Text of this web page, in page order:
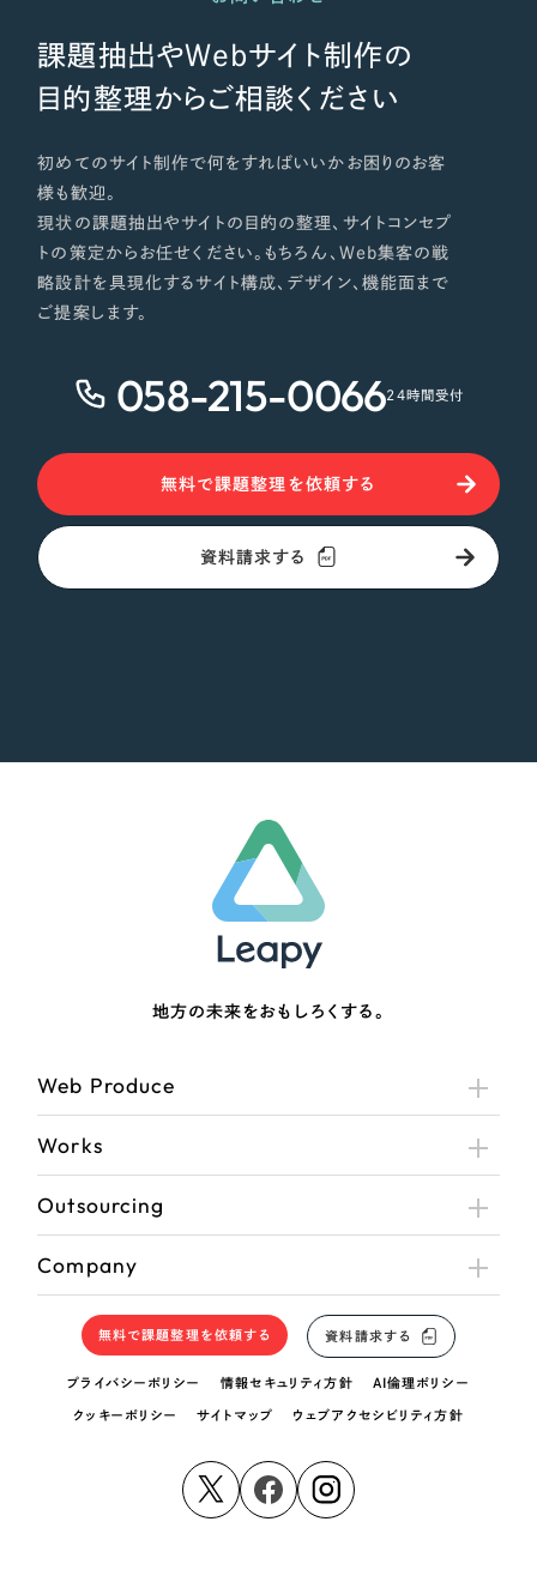
課題抽出やWebサイト制作の
目的整理からご相談ください
初めてのサイト制作で何をすればいいかお困りのお客
様も歓迎。
現状の課題抽出やサイトの目的の整理、サイトコンセプ
トの策定からお任せください。もちろん、Web集客の戦
略設計を具現化するサイト構成、デザイン、機能面まで
ご提案します。
058-215-006624時間受付
無料で課題整理を依頼する
資料請求する
地方の未来をおもしろくする。
Web Produce
Works
Outsourcing
Company
無料で課題整理を依頼する 資料請求する
プライバシーポリシー 情報セキュリティ方針 AI倫理ポリシー
クッキーポリシー サイトマップ ウェブアクセシビリティ方針